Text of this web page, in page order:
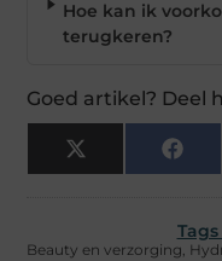
Hoe kan ik
terugkeren?
Goed artikel? Deel
X
(Twitter)
Beauty en verzorging,